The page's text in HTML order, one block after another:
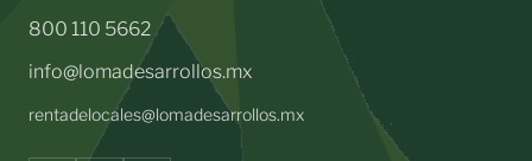
800 110 5662
info@lomadesarrollos.mx
rentadelocales@lomadesarrollos.mx